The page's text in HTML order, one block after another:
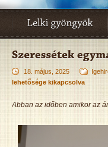
18. május, 2025
lehetősége kikapcsolva
Abban az időben amikor az